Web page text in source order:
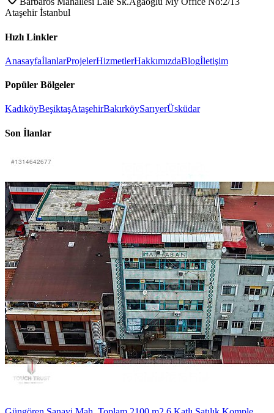
Ataşehir İstanbul
Hızlı Linkler
AnasayfaİlanlarProjelerHizmetlerHakkımızdaBlogİletişim
Popüler Bölgeler
KadıköyBeşiktaşAtaşehirBakırköySarıyerÜsküdar
Son İlanlar